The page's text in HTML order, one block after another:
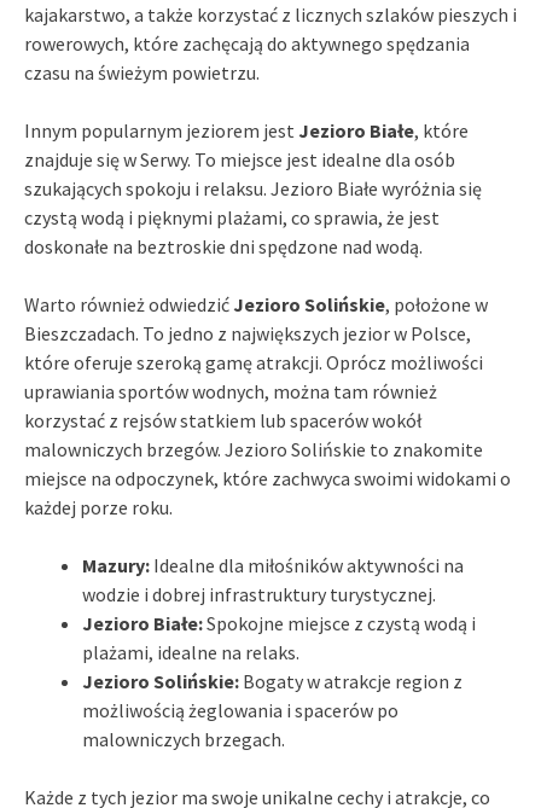
kajakarstwo, a także korzystać z licznych szlaków pieszych i
rowerowych, które zachęcają do aktywnego spędzania
czasu na świeżym powietrzu.
Innym popularnym jeziorem jest Jezioro Białe, które
znajduje się w Serwy. To miejsce jest idealne dla osób
szukających spokoju i relaksu. Jezioro Białe wyróżnia się
czystą wodą i pięknymi plażami, co sprawia, że jest
doskonałe na beztroskie dni spędzone nad wodą.
Warto również odwiedzić Jezioro Solińskie, położone w
Bieszczadach. To jedno z największych jezior w Polsce,
które oferuje szeroką gamę atrakcji. Oprócz możliwości
uprawiania sportów wodnych, można tam również
korzystać z rejsów statkiem lub spacerów wokół
malowniczych brzegów. Jezioro Solińskie to znakomite
miejsce na odpoczynek, które zachwyca swoimi widokami o
każdej porze roku.
Mazury: Idealne dla miłośników aktywności na
wodzie i dobrej infrastruktury turystycznej.
Jezioro Białe:Spokojne miejsce z czystą wodą i
plażami, idealne na relaks.
Jezioro Solińskie: Bogaty w atrakcje region z
możliwością żeglowania i spacerów po
malowniczych brzegach.
Każde z tych jezior ma swoje unikalne cechy i atrakcje, co